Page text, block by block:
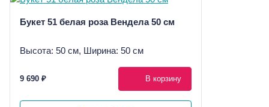
Букет 51 белая роза Вендела 50 см
Высота: 50 см, Ширина: 50 см
9 690 ₽ В корзину